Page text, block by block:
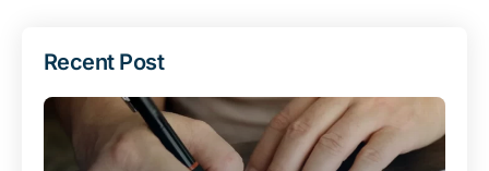
Recent Post